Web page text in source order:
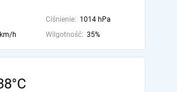
Ciśnienie: 1014 hPa
h Wilgotność: 35%